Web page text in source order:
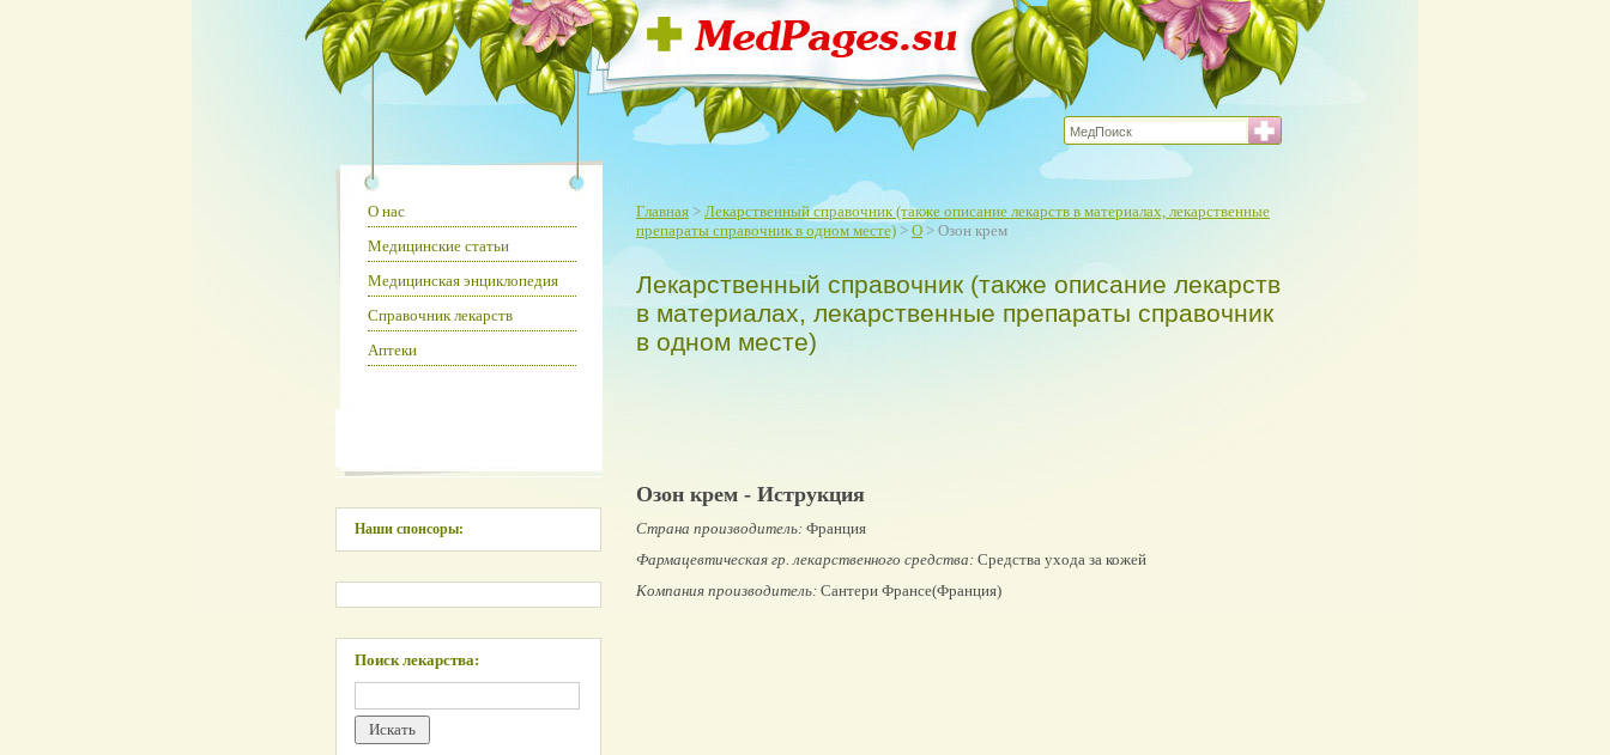
Главная > Лекарственный справочник (также описание лекарств в материалах, лекарственные
препараты справочник в одном месте) > О > Озон крем
Лекарственный справочник (также описание лекарств
в материалах, лекарственные препараты справочник
в одном месте)
Озон крем - Иструкция
Страна производитель: Франция
Фармацевтическая гр. лекарственного средства: Средства ухода за кожей
Компания производитель: Сантери Франсе(Франция)
О нас
Медицинские статьи
Медицинская энциклопедия
Справочник лекарств
Аптеки
Наши спонсоры:
Поиск лекарства: